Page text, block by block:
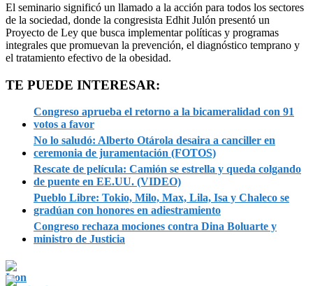
El seminario significó un llamado a la acción para todos los sectores
de la sociedad, donde la congresista Edhit Julón presentó un
Proyecto de Ley que busca implementar políticas y programas
integrales que promuevan la prevención, el diagnóstico temprano y
el tratamiento efectivo de la obesidad.
TE PUEDE INTERESAR:
Congreso aprueba el retorno a la bicameralidad con 91
votos a favor
No lo saludó: Alberto Otárola desaira a canciller en
ceremonia de juramentación (FOTOS)
Rescate de película: Camión se estrella y queda colgando
de puente en EE.UU. (VIDEO)
Pueblo Libre: Tokio, Milo, Max, Lila, Isa y Chaleco se
gradúan con honores en adiestramiento
Congreso rechaza mociones contra Dina Boluarte y
ministro de Justicia